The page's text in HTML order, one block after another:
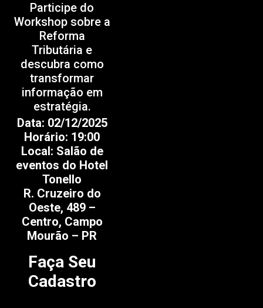
Participe do
Workshop sobre a
Reforma
Tributária e
descubra como
transformar
informação em
estratégia.
Data: 02/12/2025
Horário: 19:00
Local: Salão de
eventos do Hotel
Tonello
R. Cruzeiro do
Oeste, 489 –
Centro, Campo
Mourão – PR
Faça Seu
Cadastro